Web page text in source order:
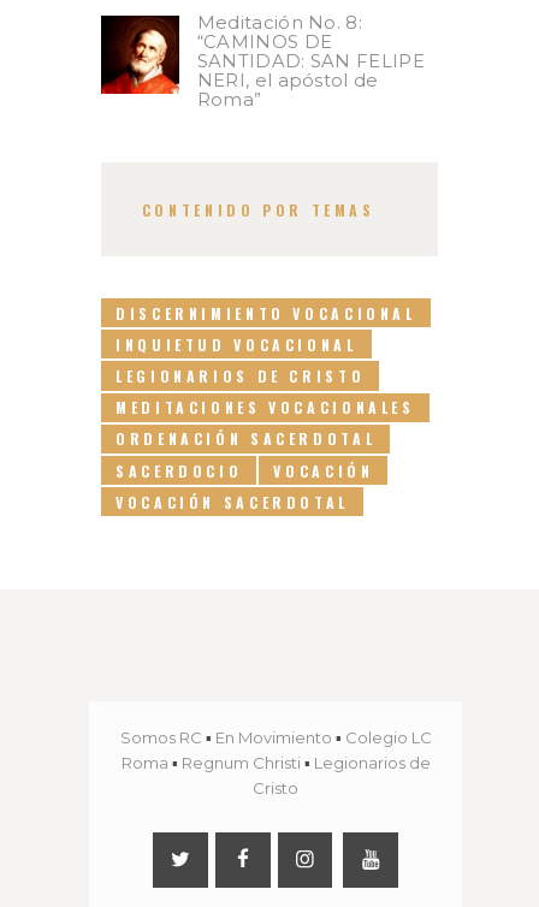
Meditación No. 8:
“CAMINOS DE
SANTIDAD: SAN FELIPE
NERI, el apóstol de
Roma”
CONTENIDO POR TEMAS
DISCERNIMIENTO VOCACIONAL
INQUIETUD VOCACIONAL
LEGIONARIOS DE CRISTO
MEDITACIONES VOCACIONALES
ORDENACIÓN SACERDOTAL
SACERDOCIO
VOCACIÓN
VOCACIÓN SACERDOTAL
Somos RC ▪ En Movimiento ▪ Colegio LC
Roma ▪ Regnum Christi▪ Legionarios de
Cristo